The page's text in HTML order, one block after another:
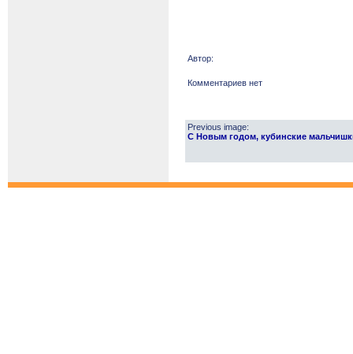
Автор:
Комментариев нет
Previous image:
С Новым годом, кубинские